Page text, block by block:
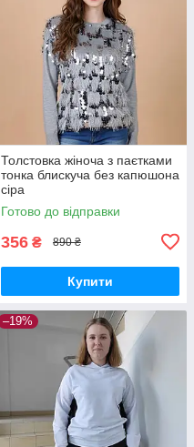
Толстовка жіноча з паєтками
тонка блискуча без капюшона
сіра
Готово до відправки
356 ₴ 890 ₴
Купити
–19%